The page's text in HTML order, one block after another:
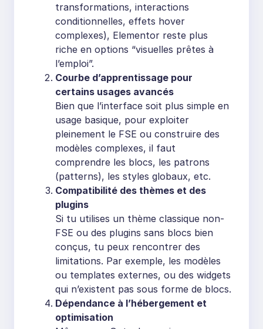
transformations, interactions
conditionnelles, effets hover
complexes), Elementor reste plus
riche en options “visuelles prêtes à
l’emploi”.
Courbe d’apprentissage pour
certains usages avancés
Bien que l’interface soit plus simple en
usage basique, pour exploiter
pleinement le FSE ou construire des
modèles complexes, il faut
comprendre les blocs, les patrons
(patterns), les styles globaux, etc.
Compatibilité des thèmes et des
plugins
Si tu utilises un thème classique non-
FSE ou des plugins sans blocs bien
conçus, tu peux rencontrer des
limitations. Par exemple, les modèles
ou templates externes, ou des widgets
qui n’existent pas sous forme de blocs.
Dépendance à l’hébergement et
optimisation